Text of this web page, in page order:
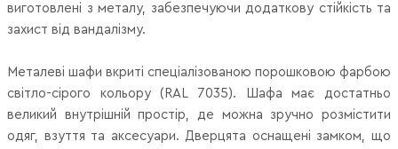
виготовлені з металу, забезпечуючи додаткову стійкість та
захист від вандалізму.
Металеві шафи вкриті спеціалізованою порошковою фарбою
світло-сірого кольору (RAL 7035). Шафа має достатньо
великий внутрішній простір, де можна зручно розмістити
одяг, взуття та аксесуари. Дверцята оснащені замком, що